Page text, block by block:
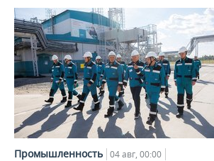
Промышленность 04 авг, 00:00